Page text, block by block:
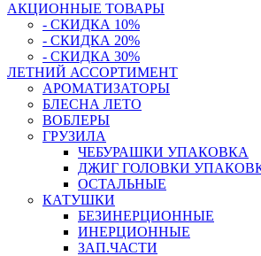
АКЦИОННЫЕ ТОВАРЫ
- СКИДКА 10%
- СКИДКА 20%
- СКИДКА 30%
ЛЕТНИЙ АССОРТИМЕНТ
АРОМАТИЗАТОРЫ
БЛЕСНА ЛЕТО
ВОБЛЕРЫ
ГРУЗИЛА
ЧЕБУРАШКИ УПАКОВКА
ДЖИГ ГОЛОВКИ
ОСТАЛЬНЫЕ
КАТУШКИ
БЕЗИНЕРЦИОННЫЕ
ИНЕРЦИОННЫЕ
ЗАП.ЧАСТИ